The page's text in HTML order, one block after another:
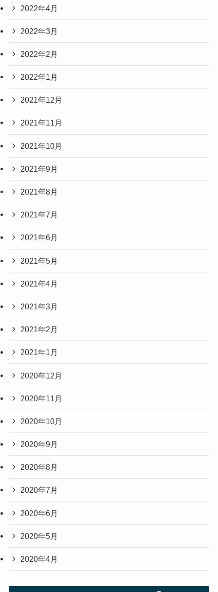
2022年4月
2022年3月
2022年2月
2022年1月
2021年12月
2021年11月
2021年10月
2021年9月
2021年8月
2021年7月
2021年6月
2021年5月
2021年4月
2021年3月
2021年2月
2021年1月
2020年12月
2020年11月
2020年10月
2020年9月
2020年8月
2020年7月
2020年6月
2020年5月
2020年4月